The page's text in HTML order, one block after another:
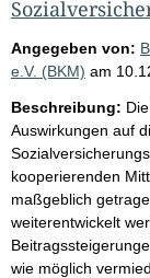
Angegeben von:
e.V. (BKM) am
Beschreibung:
Auswirkungen auf
kooperierenden
maßgeblich
weiterentwickelt
wie möglich